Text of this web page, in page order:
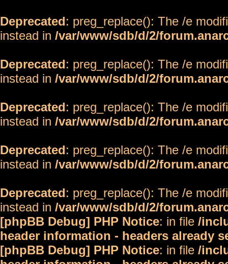
Deprecated: preg_replace(): The /e
instead in /var/www/sdb/d/2/
Deprecated: preg_replace(): The /e
instead in /var/www/sdb/d/2/
Deprecated: preg_replace(): The /e
instead in /var/www/sdb/d/2/
Deprecated: preg_replace(): The /e
instead in /var/www/sdb/d/2/
Deprecated: preg_replace(): The /e
instead in /var/www/sdb/d/2/
[phpBB Debug] PHP Notice: in file /
header information - headers already
[phpBB Debug] PHP Notice: in file /